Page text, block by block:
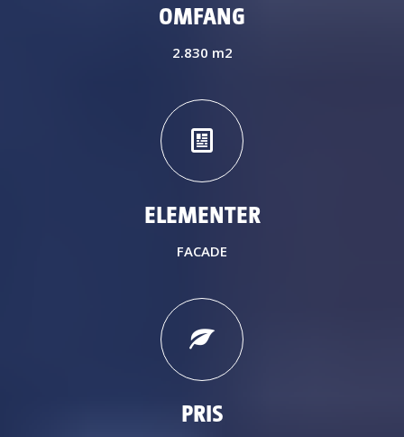
OMFANG
2.830 m2
ELEMENTER
FACADE
PRIS